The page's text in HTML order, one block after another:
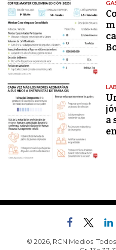
a
© 2026, RCN Medios.